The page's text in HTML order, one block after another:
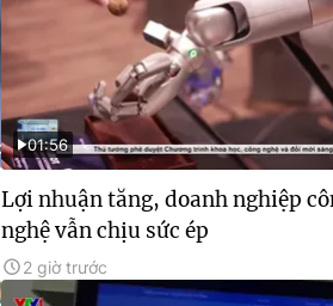
01:56
Lợi nhuận tăng, doanh nghiệp
nghệ vẫn chịu sức ép
2 giờ trước